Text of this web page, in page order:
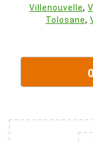
Villenouvelle,
Tolosane,